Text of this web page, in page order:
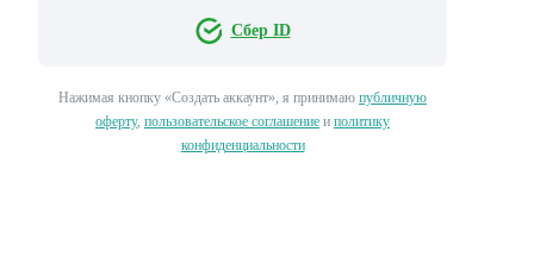
Сбер ID
Нажимая кнопку «‎Создать аккаунт»‎, я принимаю публичную
оферту, пользовательское соглашение и политику
конфиденциальности